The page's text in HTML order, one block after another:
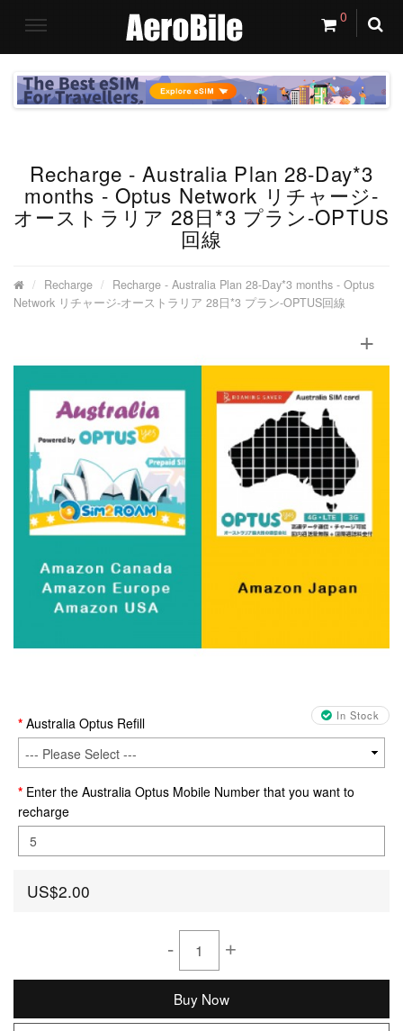
0
Recharge - Australia Plan 28-Day*3
months - Optus Network リチャージ‐
オーストラリア 28日*3 プラン-OPTUS
回線
Recharge
Recharge - Australia Plan 28-Day*3 months - Optus
Network リチャージ‐オーストラリア 28日*3 プラン-OPTUS回線
+
In Stock
Australia Optus Refill
Enter the Australia Optus Mobile Number that you want to
recharge
US$2.00
- +
Buy Now